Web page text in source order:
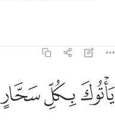
ياتوك بكل سحار عليم ٣٧
يَأْتُوكَ بِكُلِّ سَحَّارٍ عَلِيمٍۢ ٣٧
ﳋﳌﳍ